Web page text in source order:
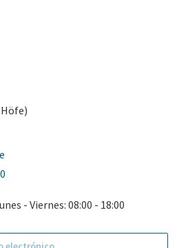
- Viernes: 08:00 - 18:00